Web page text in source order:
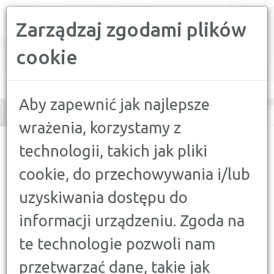
Zarządzaj zgodami plików
cookie
Aby zapewnić jak najlepsze
wrażenia, korzystamy z
technologii, takich jak pliki
cookie, do przechowywania i/lub
uzyskiwania dostępu do
informacji urządzeniu. Zgoda na
te technologie pozwoli nam
przetwarzać dane, takie jak
navigation
PROGRAMIE RODZINA 500 PLUS OD 1 LIPCA 2019 ROKU
AKTUALNOŚCI
ZMIANY W PROGRAMIE
RODZINA 500 PLUS OD 1 LIPCA
2019 ROKU